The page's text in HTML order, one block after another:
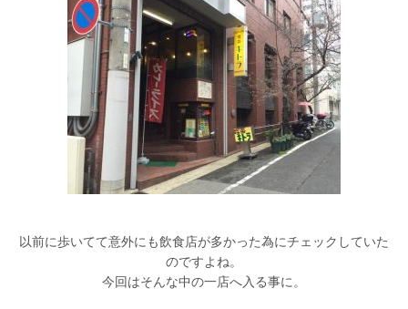
以前に歩いてて意外にも飲食店が多かった為にチェックしていた
のですよね。
今回はそんな中の一店へ入る事に。